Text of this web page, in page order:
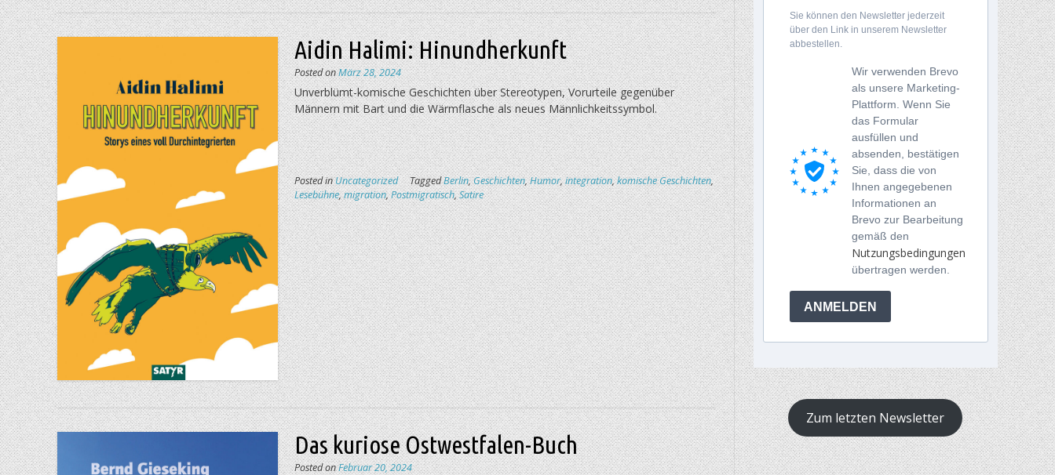
Aidin Halimi: Hinundherkunft
Posted onMärz 28, 2024
Unverblümt-komische Geschichten über Stereotypen, Vorurteile gegenüber
Männern mit Bart und die Wärmflasche als neues Männlichkeitssymbol.
Posted inUncategorized TaggedBerlin,Geschichten,Humor,integration,komische Geschichten,
Lesebühne,migration,Postmigratisch,Satire
Das kuriose Ostwestfalen-Buch
Posted onFebruar 20, 2024
Sie können den Newsletter jederzeit
über den Link in unserem Newsletter
abbestellen.
Wir verwenden Brevo
als unsere Marketing-
Plattform. Wenn Sie
das Formular
ausfüllen und
absenden, bestätigen
Sie, dass die von
Ihnen angegebenen
Informationen an
Brevo zur Bearbeitung
gemäß den
Nutzungsbedingungen
übertragen werden.
ANMELDEN
Zum letzten Newsletter